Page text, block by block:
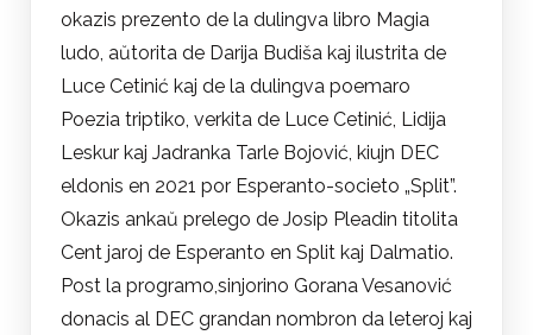
okazis prezento de la dulingva libro Magia
ludo, aŭtorita de Darija Budiša kaj ilustrita de
Luce Cetinić kaj de la dulingva poemaro
Poezia triptiko, verkita de Luce Cetinić, Lidija
Leskur kaj Jadranka Tarle Bojović, kiujn DEC
eldonis en 2021 por Esperanto-societo „Split”.
Okazis ankaŭ prelego de Josip Pleadin titolita
Cent jaroj de Esperanto en Split kaj Dalmatio.
Post la programo,sinjorino Gorana Vesanović
donacis al DEC grandan nombron da leteroj kaj